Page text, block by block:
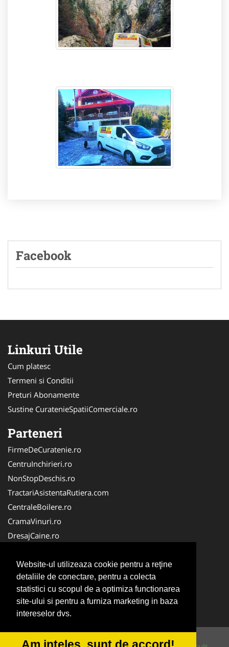
Website-ul utilizeaza cookie pentru a reţine
detaliile de conectare, pentru a colecta
statistici cu scopul de a optimiza functionarea
site-ului si pentru a furniza marketing in baza
intereselor dvs.
Am inteles, sunt de accord!
Facebook
Linkuri Utile
Cum platesc
Termeni si Conditii
Preturi Abonamente
Sustine CuratenieSpatiiComerciale.ro
Parteneri
FirmeDeCuratenie.ro
CentruInchirieri.ro
NonStopDeschis.ro
TractariAsistentaRutiera.com
CentraleBoilere.ro
CramaVinuri.ro
DresajCaine.ro
Alpinist-Utilitar.com
Birouri-Cadastru.ro
Curatenie-Generala.com
Service-Reparatii.com